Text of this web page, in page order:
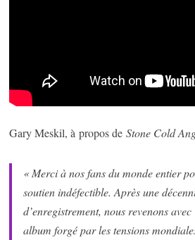
Gary Meskil, à propos deStone Cold
« Merci à nos fans du monde entier
soutien indéfectible. Après une
d’enregistrement, nous revenons
album forgé par les tensions